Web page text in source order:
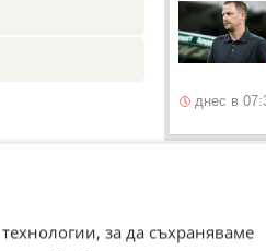
днес в
ЛОВЦИ
за да съхраняваме